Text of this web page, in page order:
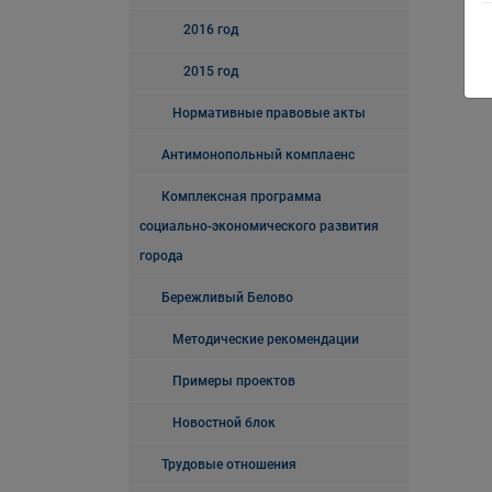
2016 год
2015 год
Нормативные правовые акты
Антимонопольный комплаенс
Комплексная программа
социально-экономического развития
города
Бережливый Белово
Методические рекомендации
Примеры проектов
Новостной блок
Трудовые отношения